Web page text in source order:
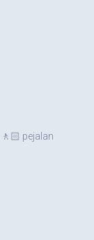
pejalan